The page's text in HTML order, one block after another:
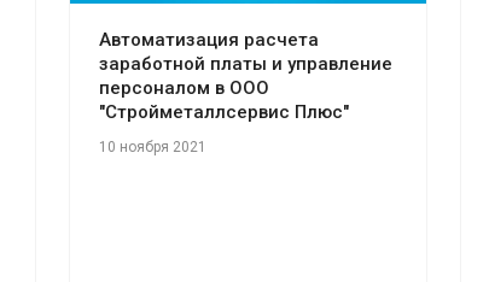
Автоматизация расчета
заработной платы и управление
персоналом в ООО
"Стройметаллсервис Плюс"
10 ноября 2021